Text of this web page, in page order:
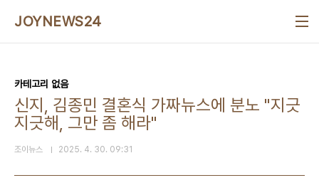
JOYNEWS24
카테고리 없음
신지, 김종민 결혼식 가짜뉴스에 분노 "지긋
지긋해, 그만 좀 해라"
조이뉴스 2025. 4. 30. 09:31